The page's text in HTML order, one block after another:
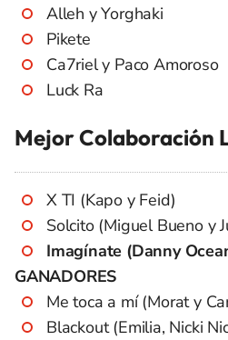
Alleh y Yorghaki
Pikete
Ca7riel y Paco Amoroso
Luck Ra
Mejor Colaboración
X TI (Kapo y Feid)
Solcito (Miguel Bueno y
Imagínate (Danny
GANADORES
Me toca a mí (Morat y
Blackout (Emilia, Nicki